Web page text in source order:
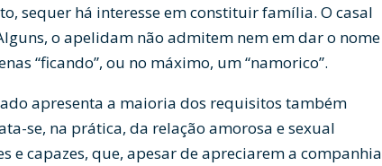
sequer há interesse em constituir família. O casal
o apelidam não admitem nem em dar o nome
“ficando”, ou no máximo, um “namorico”.
apresenta a maioria dos requisitos também
se, na prática, da relação amorosa e sexual
e capazes, que, apesar de apreciarem a companhia